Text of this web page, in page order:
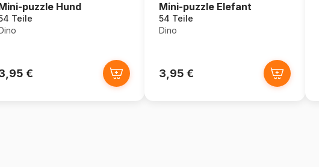
puzzle Hund
Teile
€
Mini-puzzle Elefant
54 Teile
Dino
3,95 €